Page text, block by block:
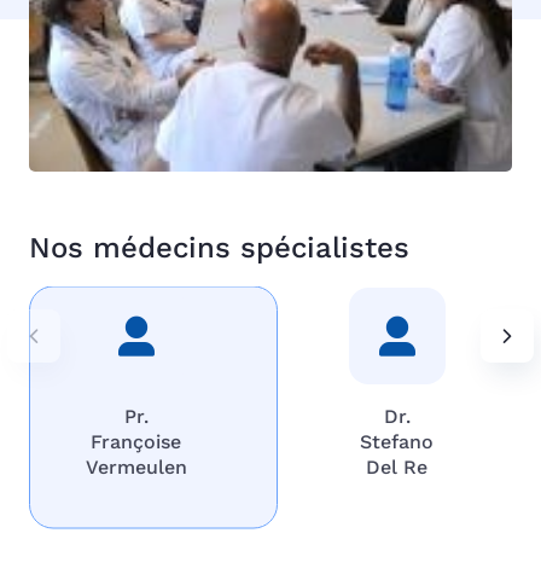
Nos médecins spécialistes
Pr.
Françoise
Vermeulen
Dr.
Stefano
Del Re